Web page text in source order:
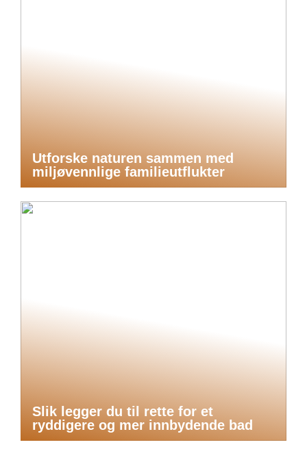
Utforske naturen sammen med
miljøvennlige familieutflukter
Slik legger du til rette for et
ryddigere og mer innbydende bad